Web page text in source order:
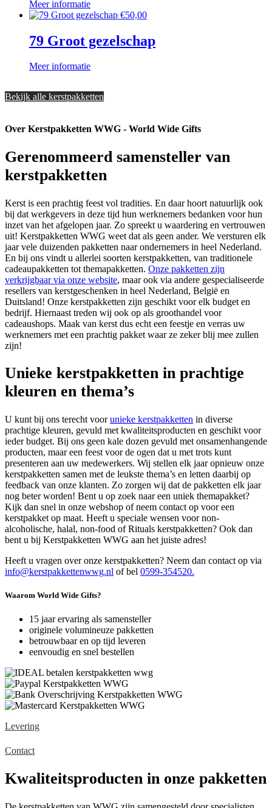
Meer informatie
€50,00
79 Groot gezelschap
Meer informatie
Bekijk alle kerstpakketten
Over Kerstpakketten WWG - World Wide Gifts
Gerenommeerd samensteller van
kerstpakketten
Kerst is een prachtig feest vol tradities. En daar hoort natuurlijk ook
bij dat werkgevers in deze tijd hun werknemers bedanken voor hun
inzet van het afgelopen jaar. Zo spreekt u waardering en vertrouwen
uit! Kerstpakketten WWG weet dat als geen ander. We versturen elk
jaar vele duizenden pakketten naar ondernemers in heel Nederland.
En bij ons vindt u allerlei soorten kerstpakketten, van traditionele
cadeaupakketten tot themapakketten. Onze pakketten zijn
verkrijgbaar via onze website, maar ook via andere gespecialiseerde
resellers van kerstgeschenken in heel Nederland, België en
Duitsland! Onze kerstpakketten zijn geschikt voor elk budget en
bedrijf. Hiernaast treden wij ook op als groothandel voor
cadeaushops. Maak van kerst dus echt een feestje en verras uw
werknemers met een prachtig pakket waar ze zeker blij mee zullen
zijn!
Unieke kerstpakketten in prachtige
kleuren en thema’s
U kunt bij ons terecht voorunieke kerstpakketten in diverse
prachtige kleuren, gevuld met kwaliteitsproducten en geschikt voor
ieder budget. Bij ons geen kale dozen gevuld met onsamenhangende
producten, maar een feest voor de ogen dat u met trots kunt
presenteren aan uw medewerkers. Wij stellen elk jaar opnieuw onze
kerstpakketten samen met de leukste thema’s en letten daarbij op
feedback van onze klanten. Zo zorgen wij dat de pakketten elk jaar
nog beter worden! Bent u op zoek naar een uniek themapakket?
Kijk dan snel in onze webshop of neem contact op voor een
kerstpakket op maat. Heeft u speciale wensen voor non-
alcoholische, halal, non-food of Rituals kerstpakketten? Ook dan
bent u bij Kerstpakketten WWG aan het juiste adres!
Heeft u vragen over onze kerstpakketten? Neem dan contact op via
info@kerstpakkettenwwg.nl of bel 0599-354520.
Waarom World Wide Gifts?
15 jaar ervaring als samensteller
originele volumineuze pakketten
betrouwbaar en op tijd leveren
eenvoudig en snel bestellen
Levering
Contact
Kwaliteitsproducten in onze pakketten